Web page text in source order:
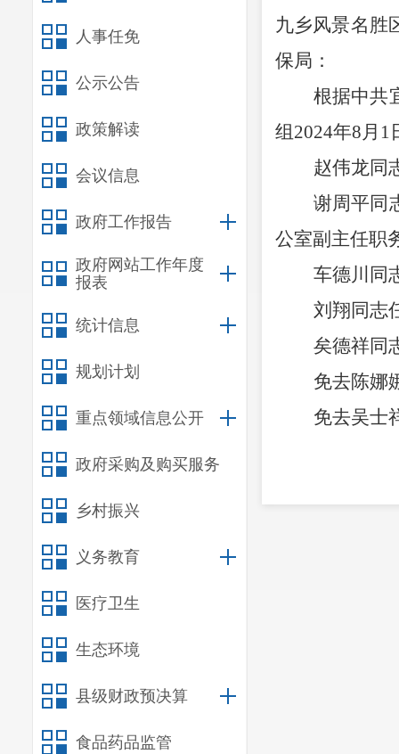
人事任免
公示公告
政策解读
会议信息
政府工作报告
政府网站工作年度
报表
统计信息
规划计划
重点领域信息公开
政府采购及购买服务
乡村振兴
义务教育
医疗卫生
生态环境
县级财政预决算
食品药品监管
九乡风景名胜
保局 ：
根据中共
组2024年8月 1
赵伟龙同
谢周平同
公室副主任职
车德川同
刘翔同志
矣德祥同
免去陈娜
免去吴士